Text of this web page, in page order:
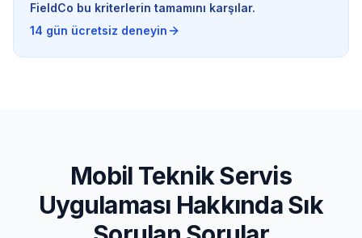
FieldCo bu kriterlerin tamamını karşılar.
14 gün ücretsiz deneyin
Mobil Teknik Servis
Uygulaması Hakkında Sık